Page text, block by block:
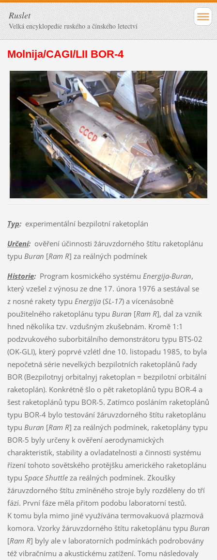
Ruslet
Velká encyklopedie ruského a čínského letectví
Molnija/CAGI/LII BOR-4
Typ:experimentální bezpilotní raketoplán
Určení:ověření účinnosti žáruvzdorného štítu raketoplánu
typu Buran [Ram R] za reálných podmínek
Historie:Program kosmického systému Energija-Buran,
který vzešel z výnosu ze dne 17. února 1976 a sestával se
z nosné rakety typu Energija(SL-17) a vícenásobně
použitelného raketoplánu typu Buran [Ram R], dal za vznik
hned několika tzv. vzdušným zkušebnám. Kromě 1:1
podzvukového suborbitálního demonstrátoru typu BTS-02
(OK-GLI), který poprvé vzlétl dne 10. listopadu 1985, to byla
nepočetná série nevelkých bezpilotních raketoplánů řady
BOR (Bezpilotnyj orbitalnyj raketoplan = bezpilotní orbitální
raketoplán). Konkrétně šlo o pět raketoplánů typu BOR-4 a
šest raketoplánů typu BOR-5. Zatímco posláním raketoplánů
typu BOR-4 bylo testování žáruvzdorného štítu raketoplánu
typu Buran [Ram R] za reálných podmínek, raketoplány typu
BOR-5 byly určeny k ověření aerodynamických
charakteristik, stability a ovladatelnosti a činnosti systému
řízení tohoto sovětského protějšku amerického raketoplánu
typu Space Shuttleza reálných podmínek. Zkoušky
žáruvzdorného štítu zmíněného stroje byly rozděleny do tří
fází. První fáze měla přitom podobu laboratorní testů.
K tomu byla mimo jiné využívána termovakuová plazmová
komora. Vzorky žáruvzdorného štítu raketoplánu typu Buran
[Ram R] byly ale v laboratorních podmínkách podrobovány
též vibračnímu a akustickému zatížení. Tomu následovaly